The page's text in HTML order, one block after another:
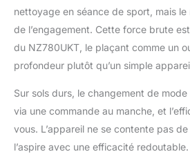
nettoyage en séance de sport, mais
de l’engagement. Cette force brute
du NZ780UKT, le plaçant comme un
profondeur plutôt qu’un simple
Sur sols durs, le changement de mode
via une commande au manche, et
vous. L’appareil ne se contente pas
l’aspire avec une efficacité